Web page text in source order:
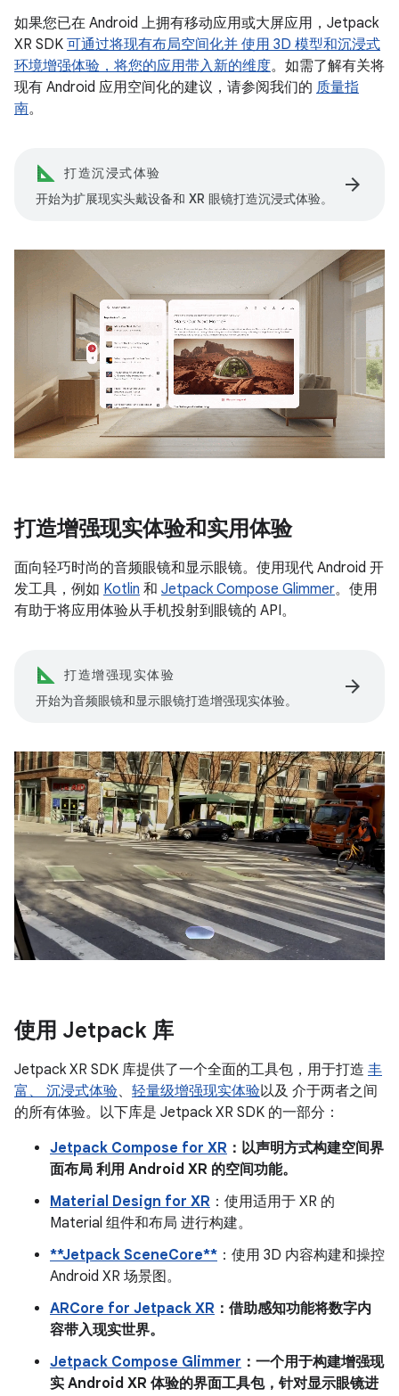
如果您已在 Android 上拥有移动应用或大屏应用，Jetpack
XR SDK 可通过将现有布局空间化并 使用 3D 模型和沉浸式
环境增强体验，将您的应用带入新的维度。如需了解有关将
现有 Android 应用空间化的建议，请参阅我们的 质量指
南。
打造沉浸式体验
开始为扩展现实头戴设备和 XR 眼镜打造沉浸式体验。
arrow_forward
打造增强现实体验和实用体验
面向轻巧时尚的音频眼镜和显示眼镜。使用现代 Android 开
发工具，例如 Kotlin 和 Jetpack Compose Glimmer。使用
有助于将应用体验从手机投射到眼镜的 API。
打造增强现实体验
开始为音频眼镜和显示眼镜打造增强现实体验。
arrow_forward
使用 Jetpack 库
Jetpack XR SDK 库提供了一个全面的工具包，用于打造 丰
富、 沉浸式体验、 轻量级增强现实体验以及 介于两者之间
的所有体验。以下库是 Jetpack XR SDK 的一部分：
Jetpack Compose for XR ：以声明方式构建空间界
面布局 利用 Android XR 的空间功能。
Material Design for XR ：使用适用于 XR 的
Material 组件和布局 进行构建。
**Jetpack SceneCore** ：使用 3D 内容构建和操控
Android XR 场景图。
ARCore for Jetpack XR ：借助感知功能将数字内
容带入现实世界。
Jetpack Compose Glimmer ：一个用于构建增强现
实 Android XR 体验的界面工具包，针对显示眼镜进